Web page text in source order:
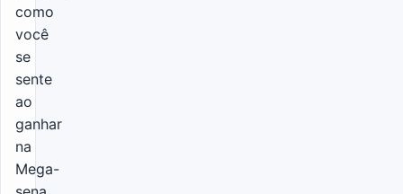
como
você
se
sente
ao
ganhar
na
Mega-